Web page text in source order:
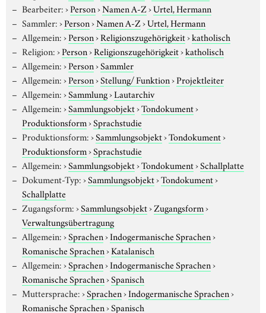
Bearbeiter:›Person›Namen A-Z›Urtel, Hermann
Sammler:›Person›Namen A-Z›Urtel, Hermann
Allgemein:›Person›Religionszugehörigkeit›katholisch
Religion:›Person›Religionszugehörigkeit›katholisch
Allgemein:›Person›Sammler
Allgemein:›Person›Stellung/ Funktion›Projektleiter
Allgemein:›Sammlung›Lautarchiv
Allgemein:›Sammlungsobjekt›Tondokument›
Produktionsform›Sprachstudie
Produktionsform:›Sammlungsobjekt›Tondokument›
Produktionsform›Sprachstudie
Allgemein:›Sammlungsobjekt›Tondokument›Schallplatte
Dokument-Typ:›Sammlungsobjekt›Tondokument›
Schallplatte
Zugangsform:›Sammlungsobjekt›Zugangsform›
Verwaltungsübertragung
Allgemein:›Sprachen›Indogermanische Sprachen›
Romanische Sprachen›Katalanisch
Allgemein:›Sprachen›Indogermanische Sprachen›
Romanische Sprachen›Spanisch
Muttersprache:›Sprachen›Indogermanische Sprachen›
Romanische Sprachen›Spanisch